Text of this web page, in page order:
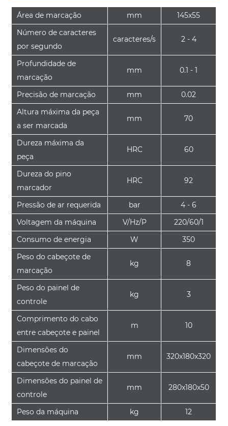
Área de marcação mm
145x55
Número de caracteres
por segundo
caracteres/s 2 - 4
Profundidade de
marcação
mm 0.1 - 1
Precisão de marcação mm
0.02
Altura máxima da peça
a ser marcada
mm 70
Dureza máxima da
peça
HRC 60
Dureza do pino
marcador
HRC 92
Pressão de ar requerida bar
4 - 6
Voltagem da máquina
V/Hz/P
220/60/1
Consumo de energia
W
350
Peso do cabeçote de
marcação
kg 8
Peso do painel de
controle
kg 3
Comprimento do cabo
entre cabeçote e painel
m 10
Dimensões do
cabeçote de marcação
mm 320x180x320
Dimensões do painel de
controle
mm 280x180x50
Peso da máquina kg 12